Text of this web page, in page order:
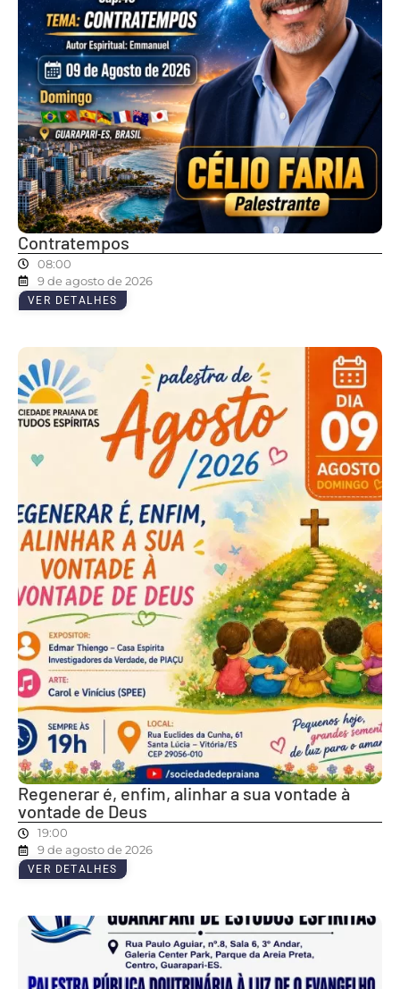
Contratempos
08:00
9 de agosto de 2026
VER DETALHES
Regenerar é, enfim, alinhar a sua vontade à
vontade de Deus
19:00
9 de agosto de 2026
VER DETALHES